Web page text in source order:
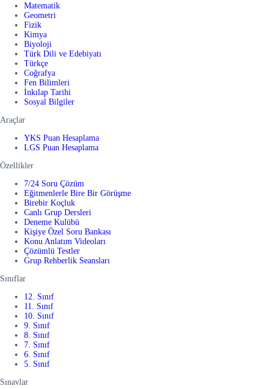
Matematik
Geometri
Fizik
Kimya
Biyoloji
Türk Dili ve Edebiyatı
Türkçe
Coğrafya
Fen Bilimleri
İnkılap Tarihi
Sosyal Bilgiler
Araçlar
YKS Puan Hesaplama
LGS Puan Hesaplama
Özellikler
7/24 Soru Çözüm
Eğitmenlerle Bire Bir Görüşme
Birebir Koçluk
Canlı Grup Dersleri
Deneme Kulübü
Kişiye Özel Soru Bankası
Konu Anlatım Videoları
Çözümlü Testler
Grup Rehberlik Seansları
Sınıflar
12. Sınıf
11. Sınıf
10. Sınıf
9. Sınıf
8. Sınıf
7. Sınıf
6. Sınıf
5. Sınıf
Sınavlar